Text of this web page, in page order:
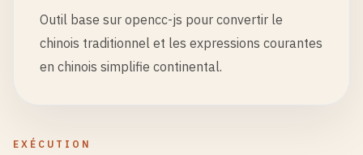
Outil base sur opencc-js pour convertir le
chinois traditionnel et les expressions courantes
en chinois simplifie continental.
EXÉCUTION